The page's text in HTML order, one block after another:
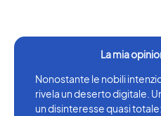
Nonostante le nobili
rivela un deserto digitale.
un disinteresse quasi